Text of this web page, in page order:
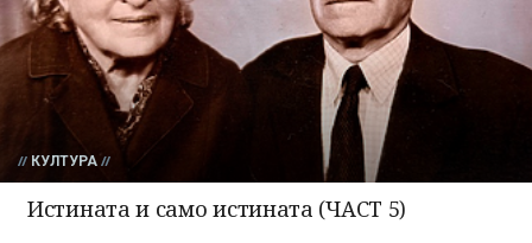
КУЛТУРА
Истината и само истината (ЧАСТ 5)